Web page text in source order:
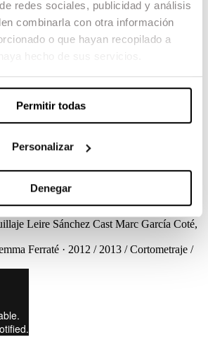
redes sociales, publicidad y análisis
combinarla con otra información
o que hayan recopilado a
Permitir todas
Personalizar
Denegar
Cortometraje / Drama / TFG
se encuentran por casualidad y sin darse
pero inevitablemente también acabaran
GuionGemma Ferraté Dirección de
Dirección de Fotografía
Víctor Santacana
Leire Sánchez Cast Marc García Coté,
Ferraté · 2012 / 2013 / Cortometraje /